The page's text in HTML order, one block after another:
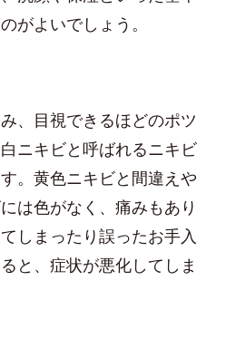
がよいでしょう。
、目視できるほどのポツ
ニキビと呼ばれるニキビ
。黄色ニキビと間違えや
は色がなく、痛みもあり
しまったり誤ったお手入
と、症状が悪化してしま